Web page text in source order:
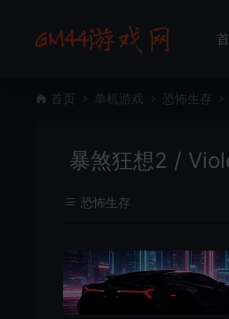
首页 单机游戏 恐怖生存
暴煞狂想2 /
恐怖生存